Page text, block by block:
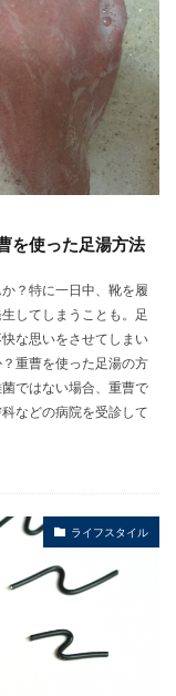
を使った足湯方法
？特に一日中、靴を履
してしまうことも。足
な思いをさせてしまい
重曹を使った足湯の方
ではない場合、重曹で
などの病院を受診して
ライフスタイル